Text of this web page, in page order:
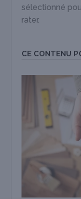
sélectionné
rater.
CE CONTENU